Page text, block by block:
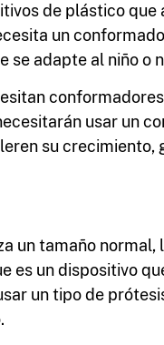
de plástico
un
se adapte al niño o
usar un
su
un tamaño
es un dispositivo
un tipo de